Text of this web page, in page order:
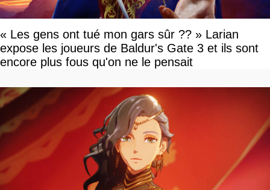
« Les gens ont tué mon gars sûr ?? » Larian
expose les joueurs de Baldur's Gate 3 et ils sont
encore plus fous qu'on ne le pensait